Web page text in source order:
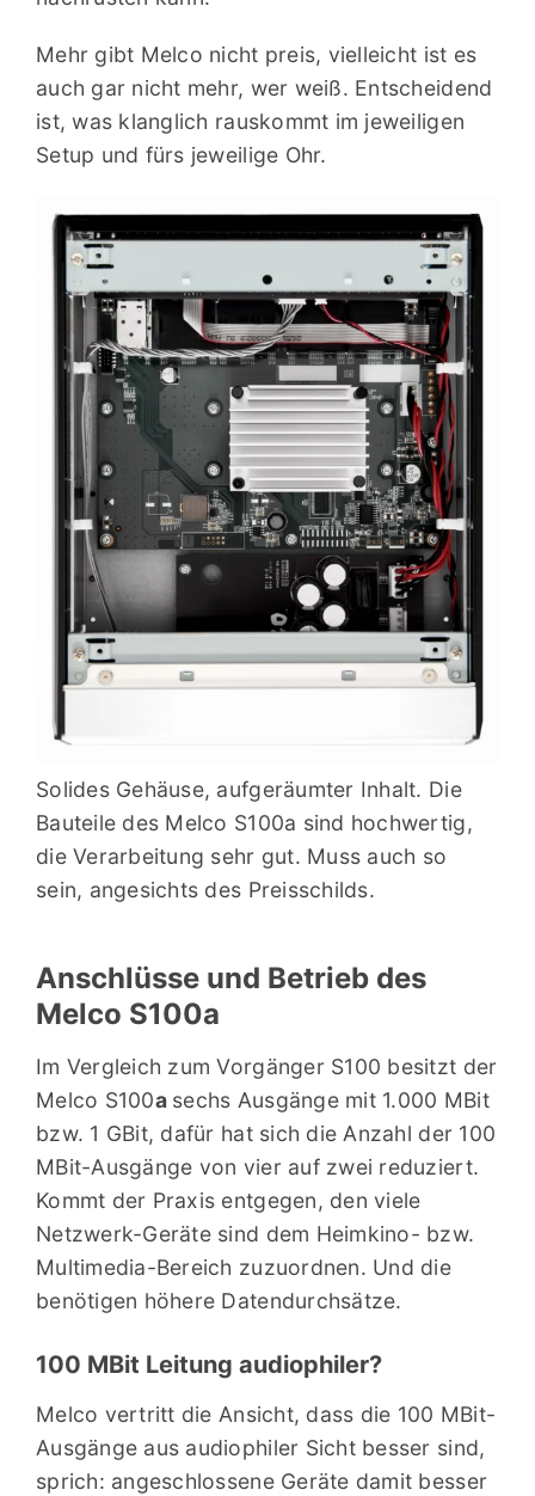
Mehr gibt Melco nicht preis, vielleicht ist es
auch gar nicht mehr, wer weiß. Entscheidend
ist, was klanglich rauskommt im jeweiligen
Setup und fürs jeweilige Ohr.
Solides Gehäuse, aufgeräumter Inhalt. Die
Bauteile des Melco S100a sind hochwertig,
die Verarbeitung sehr gut. Muss auch so
sein, angesichts des Preisschilds.
Anschlüsse und Betrieb des
Melco S100a
Im Vergleich zum Vorgänger S100 besitzt der
Melco S100a sechs Ausgänge mit 1.000 MBit
bzw. 1 GBit, dafür hat sich die Anzahl der 100
MBit-Ausgänge von vier auf zwei reduziert.
Kommt der Praxis entgegen, den viele
Netzwerk-Geräte sind dem Heimkino- bzw.
Multimedia-Bereich zuzuordnen. Und die
benötigen höhere Datendurchsätze.
100 MBit Leitung audiophiler?
Melco vertritt die Ansicht, dass die 100 MBit-
Ausgänge aus audiophiler Sicht besser sind,
sprich: angeschlossene Geräte damit besser